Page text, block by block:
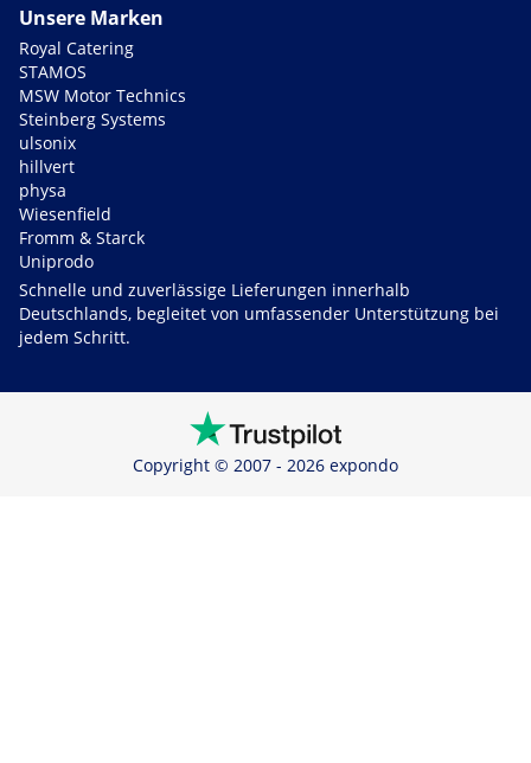
Unsere Marken
Royal Catering
STAMOS
MSW Motor Technics
Steinberg Systems
ulsonix
hillvert
physa
Wiesenfield
Fromm & Starck
Uniprodo
Schnelle und zuverlässige Lieferungen innerhalb
Deutschlands, begleitet von umfassender Unterstützung bei
jedem Schritt.
Copyright © 2007 - 2026 expondo